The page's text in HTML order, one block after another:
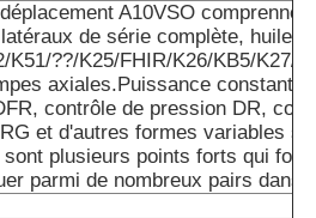
A10VSO
de série complète, huile
K51/??/K25/FHIR/K26/KB5/K27/
axiales.Puissance constante
contrôle de pression DR,
et d'autres formes variables
sont plusieurs points forts qui font
parmi de nombreux pairs dans